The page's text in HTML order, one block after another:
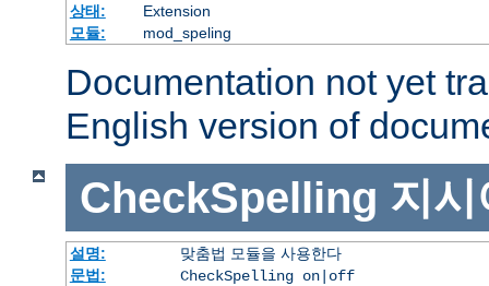
상태:
Extension
모듈:
mod_speling
Documentation not yet
English version of
CheckSpelling 지시
설명:
맞춤법 모듈을 사용한다
문법:
CheckSpelling on|off